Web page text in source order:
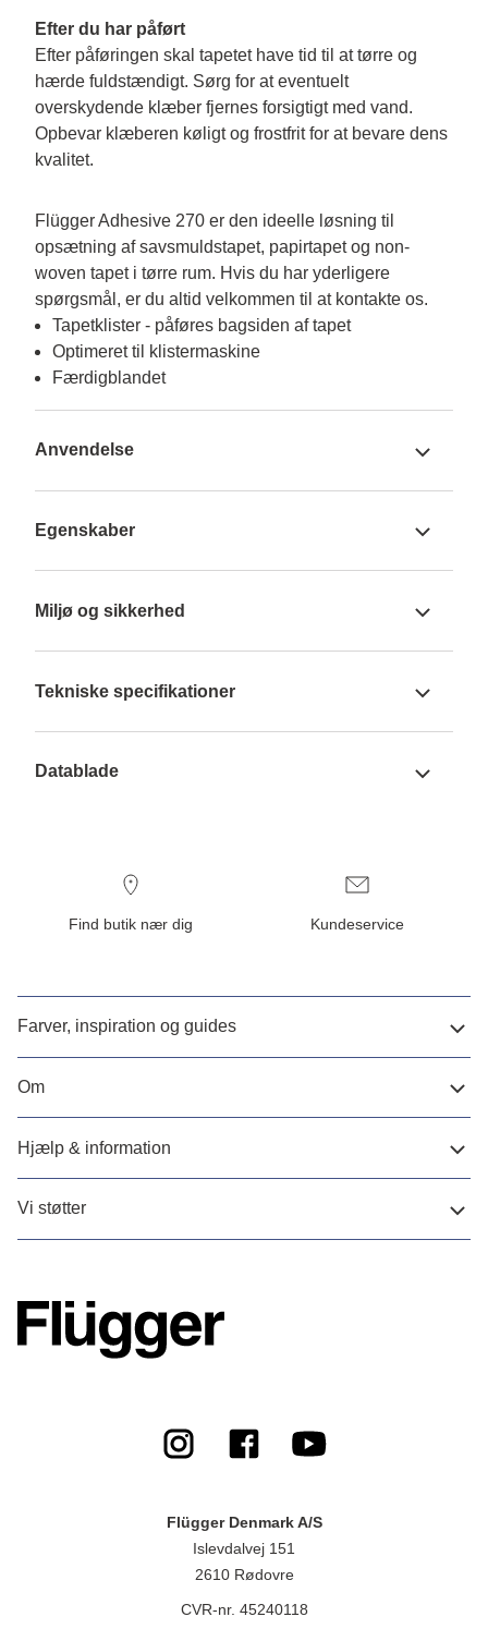
Efter du har påført
Efter påføringen skal tapetet have tid til at tørre og
hærde fuldstændigt. Sørg for at eventuelt
overskydende klæber fjernes forsigtigt med vand.
Opbevar klæberen køligt og frostfrit for at bevare dens
kvalitet.
Flügger Adhesive 270 er den ideelle løsning til
opsætning af savsmuldstapet, papirtapet og non-
woven tapet i tørre rum. Hvis du har yderligere
spørgsmål, er du altid velkommen til at kontakte os.
Tapetklister - påføres bagsiden af tapet
Optimeret til klistermaskine
Færdigblandet
Anvendelse
Egenskaber
Miljø og sikkerhed
Tekniske specifikationer
Datablade
Find butik nær dig Kundeservice
Farver, inspiration og guides
Om
Hjælp & information
Vi støtter
Flügger Denmark A/S
Islevdalvej 151
2610 Rødovre
CVR-nr. 45240118